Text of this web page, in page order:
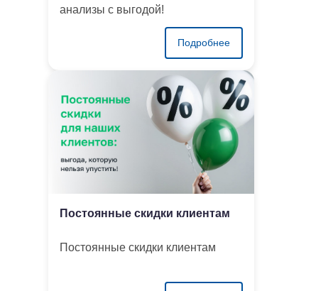
анализы с выгодой!
Подробнее
Постоянные скидки клиентам
Постоянные скидки клиентам